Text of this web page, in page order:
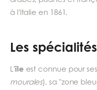
à l'Italie en 1861.
Les
L'île est connue pour ses
mourales), sa "zone